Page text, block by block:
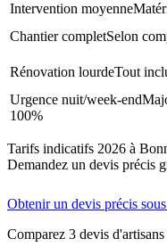
Intervention moyenne
Chantier completSelon
Rénovation lourdeTout
Urgence nuit/week-end
100%
Tarifs indicatifs 2026 à
Demandez un devis précis
Obtenir un devis précis sous
Comparez 3 devis